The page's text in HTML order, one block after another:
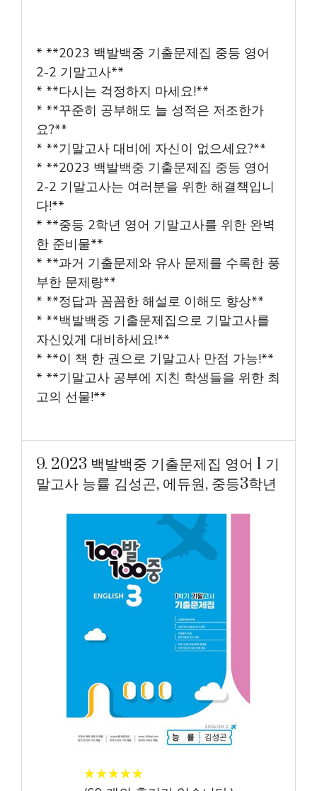
* **2023 백발백중 기출문제집 중등 영어
2-2 기말고사**
* **다시는 걱정하지 마세요!**
* **꾸준히 공부해도 늘 성적은 저조한가
요?**
* **기말고사 대비에 자신이 없으세요?**
* **2023 백발백중 기출문제집 중등 영어
2-2 기말고사는 여러분을 위한 해결책입니
다!**
* **중등 2학년 영어 기말고사를 위한 완벽
한 준비물**
* **과거 기출문제와 유사 문제를 수록한 풍
부한 문제량**
* **정답과 꼼꼼한 해설로 이해도 향상**
* **백발백중 기출문제집으로 기말고사를
자신있게 대비하세요!**
* **이 책 한 권으로 기말고사 만점 가능!**
* **기말고사 공부에 지친 학생들을 위한 최
고의 선물!**
9. 2023 백발백중 기출문제집 영어 1 기
말고사 능률 김성곤, 에듀원, 중등3학년
★★★★★
★★★★★